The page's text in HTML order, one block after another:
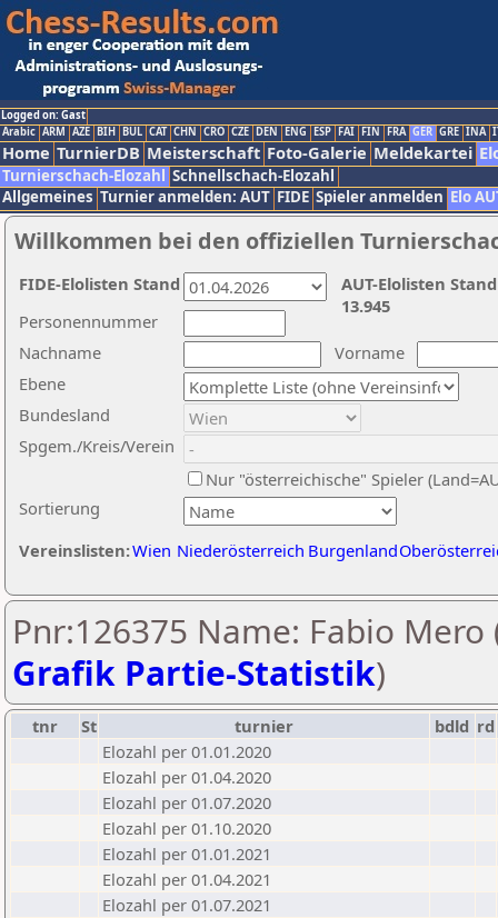
Logged on: Gast
Arabic ARM AZE BIH BUL CAT CHN CRO CZE DEN ENG ESP FAI FIN FRA GER GRE INA
Home TurnierDB Meisterschaft Foto-Galerie Meldekartei
Turnierschach-Elozahl Schnellschach-Elozahl
Allgemeines Turnier anmelden: AUT FIDE Spieler anmelden Elo
Willkommen bei den offiziellen
Nachname
Vorname
Ebene
Sortierung
Personennummer
Bundesland
Spgem./Kreis/Verein
Nur "österreichische" Spieler
Vereinslisten:Wien Niederösterreich Burgenland
AUT-Elolisten
13.945
FIDE-Elolisten Stand
Pnr:126375 Name: Fabio Mero
Grafik Partie-Statistik)
tnr St turnier bdld rd
Elozahl per 01.01.2020
Elozahl per 01.04.2020
Elozahl per 01.07.2020
Elozahl per 01.10.2020
Elozahl per 01.01.2021
Elozahl per 01.04.2021
Elozahl per 01.07.2021